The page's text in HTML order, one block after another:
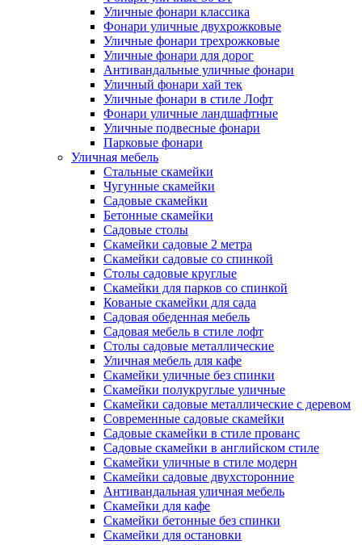
Уличные фонари классика
Фонари уличные двухрожковые
Уличные фонари трехрожковые
Уличные фонари для дорог
Антивандальные уличные фонари
Уличный фонари хай тек
Уличные фонари в стиле Лофт
Фонари уличные ландшафтные
Уличные подвесные фонари
Парковые фонари
Уличная мебель
Стальные скамейки
Чугунные скамейки
Садовые скамейки
Бетонные скамейки
Садовые столы
Скамейки садовые 2 метра
Cкамейки садовые со спинкой
Столы садовые круглые
Скамейки для парков со спинкой
Кованые скамейки для сада
Садовая обеденная мебель
Садовая мебель в стиле лофт
Столы садовые металлические
Уличная мебель для кафе
Скамейки уличные без спинки
Скамейки полукруглые уличные
Скамейки садовые металлические с деревом
Современные садовые скамейки
Садовые скамейки в стиле прованс
Садовые скамейки в английском стиле
Скамейки уличные в стиле модерн
Скамейки садовые двухсторонние
Антивандальная уличная мебель
Скамейки для кафе
Скамейки бетонные без спинки
Скамейки для остановки